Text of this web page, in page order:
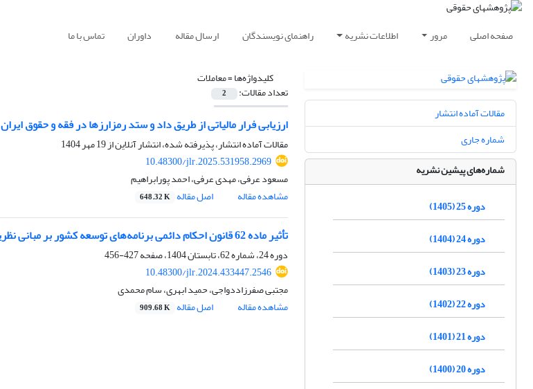
صفحه اصلی مرور اطلاعات نشریه راهنمای نویسندگان ارسال مقاله داوران تماس با ما
کلیدواژه‌ها =معاملات
تعداد مقالات: 2
ارزیابی فرار مالیاتی از طریق داد و ستد رمزارزها در فقه و حقوق ایران
مقالات آماده انتشار، پذیرفته شده، انتشار آنلاین از19 مهر 1404
10.48300/jlr.2025.531958.2969
مسعود عرفی، مهدی عرفی، احمد پورابراهیم
مشاهده مقاله
اصل مقاله 648.32 K
تأثیر ماده 62 قانون احکام دائمی برنامه‌های توسعه کشور بر مبانی نظریه رضایی بودن معاملات املاک
دوره 24، شماره 62، تابستان 1404، صفحه
427-456
10.48300/jlr.2024.433447.2546
مجتبی صفرزاددواجی، حمید ابهری، سام محمدی
مشاهده مقاله
اصل مقاله 909.68 K
مقالات آماده انتشار
شماره جاری
شماره‌های پیشین نشریه
دوره 25 (1405)
دوره 24 (1404)
دوره 23 (1403)
دوره 22 (1402)
دوره 21 (1401)
دوره 20 (1400)